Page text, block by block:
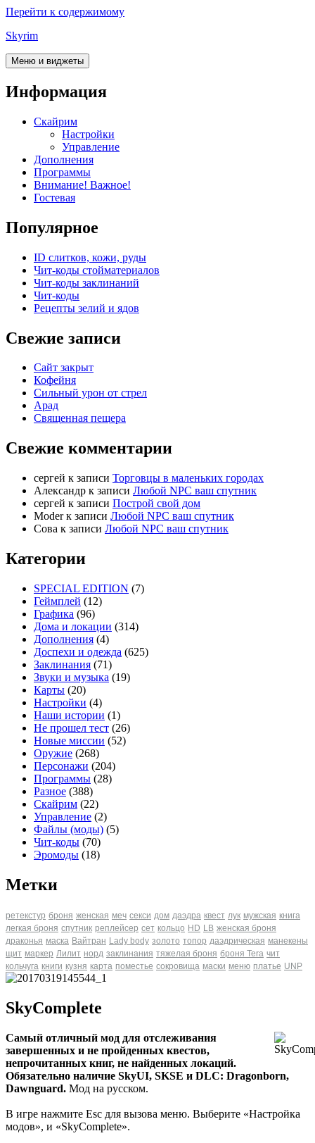
Перейти к содержимому
Skyrim
Меню и виджеты
Информация
Скайрим
Настройки
Управление
Дополнения
Программы
Внимание! Важное!
Гостевая
Популярное
ID слитков, кожи, руды
Чит-коды стойматериалов
Чит-коды заклинаний
Чит-коды
Рецепты зелий и ядов
Свежие записи
Сайт закрыт
Кофейня
Cильный урон от стрел
Арад
Священная пещера
Свежие комментарии
cергей к записи Торговцы в маленьких городах
Александр к записи Любой NPC ваш спутник
cергей к записи Построй свой дом
Moderк записи Любой NPC ваш спутник
Сова к записи Любой NPC ваш спутник
Категории
SPECIAL EDITION (7)
Геймплей (12)
Графика (96)
Дома и локации (314)
Дополнения (4)
Доспехи и одежда (625)
Заклинания (71)
Звуки и музыка (19)
Карты (20)
Настройки (4)
Наши истории (1)
Не прошел тест (26)
Новые миссии (52)
Оружие (268)
Персонажи (204)
Программы (28)
Разное (388)
Скайрим (22)
Управление (2)
Файлы (моды) (5)
Чит-коды (70)
Эромоды (18)
Метки
ретекстур броня женская меч секси дом даэдра квест лук мужская книга
легкая броня спутник реплейсер сет кольцо HD LB женская броня
драконья маска Вайтран Lady body золото топор даэдрическая манекены
щит маркер Лилит норд заклинания тяжелая броня броня Tera чит
кольчуга книги кузня карта поместье сокровища маски меню платье UNP
SkyComplete
Самый отличный мод для отслеживания
завершенных и не пройденных квестов,
непрочитанных книг, не найденных локаций.
Обязательно наличие SkyUI, SKSE и DLC: Dragonborn,
Dawnguard. Мод на русском.
В игре нажмите Esc для вызова меню. Выберите «Настройка
модов», и «SkyComplete».